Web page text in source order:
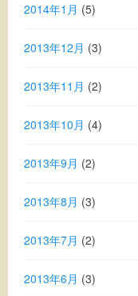
2014年1月 (5)
2013年12月 (3)
2013年11月 (2)
2013年10月 (4)
2013年9月 (2)
2013年8月 (3)
2013年7月 (2)
2013年6月 (3)